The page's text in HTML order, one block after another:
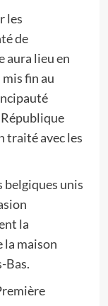
les
de
aura lieu en
mis fin au
traité avec les
belgiques unis
la
la maison
Bas.